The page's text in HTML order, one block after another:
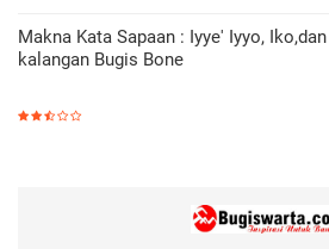
Makna Kata Sapaan : Iyye' Iyyo,
kalangan Bugis Bone